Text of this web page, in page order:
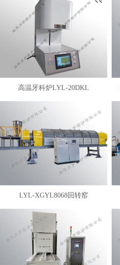
高温牙科炉LYL-20DKL
LYL-XGYL8068回转窑